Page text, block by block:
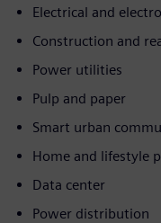
Electrical and
Construction and
Power utilities
Pulp and paper
Smart urban
Home and lifestyle
Data center
Power distribution